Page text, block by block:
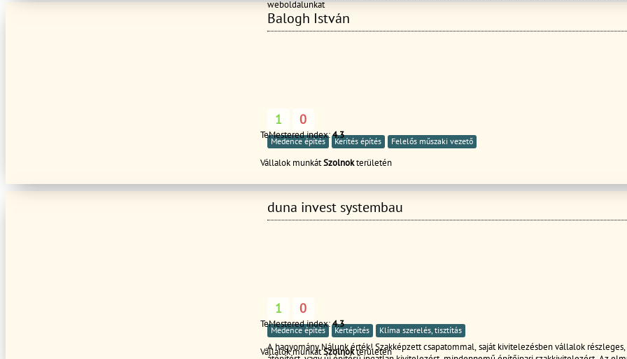
weboldalunkat
Balogh István
1 0
Medence építés Kerítés építés Felelős műszaki vezető
TeMestered index:4.3
Vállalok munkátSzolnokterületén
duna invest systembau
1 0
Medence építés Kertépítés Klíma szerelés, tisztítás
A hagyomány Nálunk érték! Szakképzett csapatommal, saját kivitelezésben vállalok
TeMestered index:4.3
Vállalok munkátSzolnokterületén